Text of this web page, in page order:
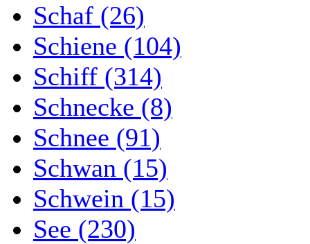
Schaf (26)
Schiene (104)
Schiff (314)
Schnecke (8)
Schnee (91)
Schwan (15)
Schwein (15)
See (230)